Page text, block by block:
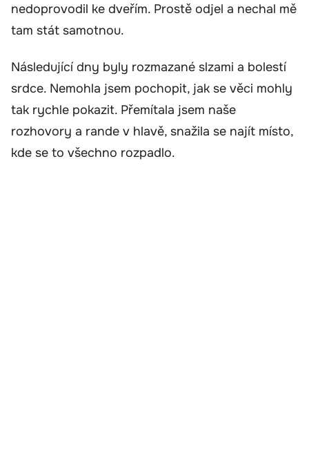
nedoprovodil ke dveřím. Prostě odjel a nechal mě
tam stát samotnou.
Následující dny byly rozmazané slzami a bolestí
srdce. Nemohla jsem pochopit, jak se věci mohly
tak rychle pokazit. Přemítala jsem naše
rozhovory a rande v hlavě, snažila se najít místo,
kde se to všechno rozpadlo.